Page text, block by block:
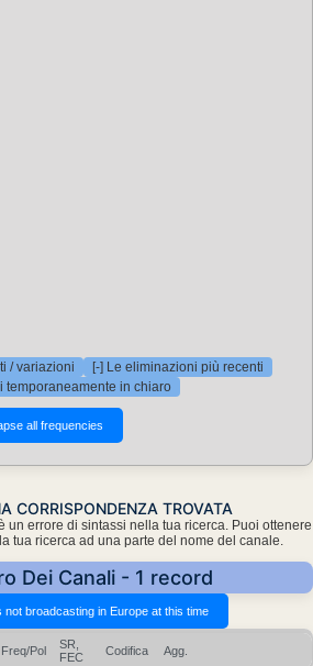
/ variazioni
[-] Le eliminazioni più recenti
temporaneamente in chiaro
CORRISPONDENZA TROVATA
un errore di sintassi nella tua ricerca. Puoi ottenere
tua ricerca ad una parte del nome del canale.
Dei Canali - 1 record
Freq/Pol
SR,
FEC
Codifica Agg.